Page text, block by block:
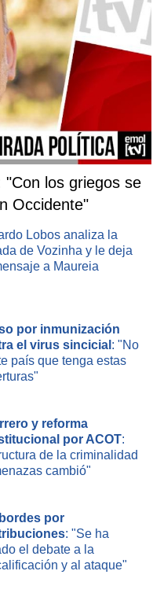
"Con los griegos se
Occidente"
Lobos analiza la
de Vozinha y le deja
a Maureia
por inmunización
el virus sincicial : "No
país que tenga estas
y reforma
por ACOT:
de la criminalidad
cambió"
por
: "Se ha
el debate a la
y al ataque"